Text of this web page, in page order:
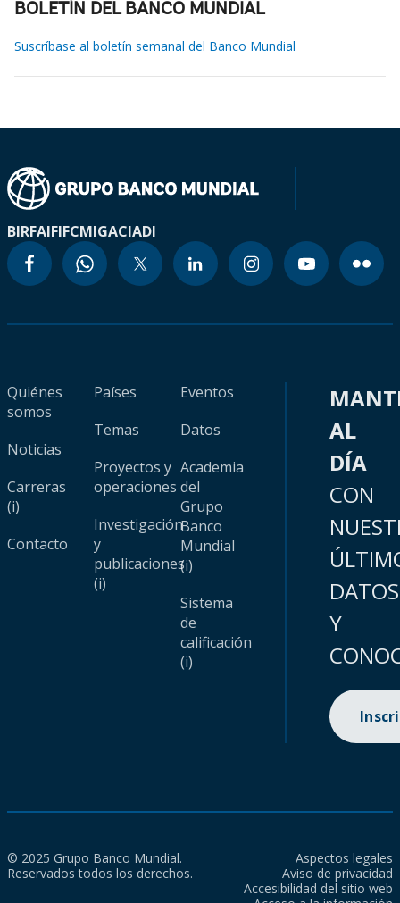
BOLETÍN DEL BANCO MUNDIAL
Suscríbase al boletín semanal del Banco Mundial
BIRFAIFIFCMIGACIADI
Quiénes
somos
Noticias
Carreras
(i)
Contacto
Países
Temas
Proyectos y
operaciones
Investigación
y
publicaciones
(i)
Eventos
Datos
Academia
del
Grupo
Banco
Mundial
(i)
Sistema
de
calificación
(i)
AL
DÍA
CON
DATOS
Y
© 2025 Grupo Banco Mundial.
Reservados todos los derechos.
Aspectos legales
Aviso de privacidad
Accesibilidad del sitio web